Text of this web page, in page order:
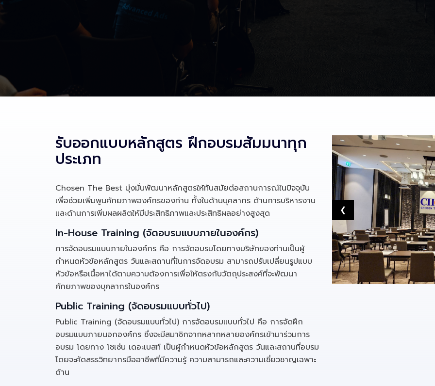
รับออกแบบหลักสูตร ฝึกอบรมสัมมนาทุก
ประเภท
Chosen The Best มุ่งมั่นพัฒนาหลักสูตรให้ทันสมัยต่อสถานการณ์ในปัจจุบัน
เพื่อช่วยเพิ่มพูนศักยภาพองค์กรของท่าน ทั้งในด้านบุคลากร ด้านการบริหารงาน
และด้านการเพิ่มผลผลิตให้มีประสิทธิภาพและประสิทธิผลอย่างสูงสุด
In-House Training (จัดอบรมแบบภายในองค์กร)
การจัดอบรมแบบภายในองค์กร คือ การจัดอบรมโดยทางบริษัทของท่านเป็นผู้
กำหนดหัวข้อหลักสูตร วันและสถานที่ในการจัดอบรม สามารถปรับเปลี่ยนรูปแบบ
หัวข้อหรือเนื้อหาได้ตามความต้องการเพื่อให้ตรงกับวัตถุประสงค์ที่จะพัฒนา
ศักยภาพของบุคลากรในองค์กร
Public Training (จัดอบรมแบบทั่วไป)
Public Training (จัดอบรมแบบทั่วไป) การจัดอบรมแบบทั่วไป คือ การจัดฝึก
อบรมแบบภายนอกองค์กร ซึ่งจะมีสมาชิกจากหลากหลายองค์กรเข้ามาร่วมการ
อบรม โดยทาง โชเซ่น เดอะเบสท์ เป็นผู้กำหนดหัวข้อหลักสูตร วันและสถานที่อบรม
โดยจะคัดสรรวิทยากรมืออาชีพที่มีความรู้ ความสามารถและความเชี่ยวชาญเฉพาะ
ด้าน
❮